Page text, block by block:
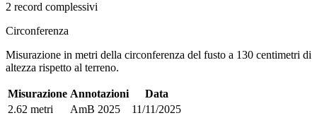
2 record complessivi
Circonferenza
Misurazione in metri della circonferenza del fusto a 130 centimetri di
altezza rispetto al terreno.
Misurazione Annotazioni
Data
2.62 metri
AmB 2025 11/11/2025